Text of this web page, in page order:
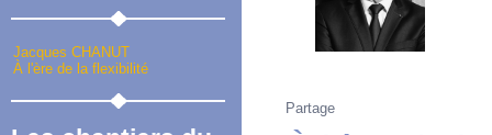
Jacques CHANUT
À l'ère de la flexibilité
Partage